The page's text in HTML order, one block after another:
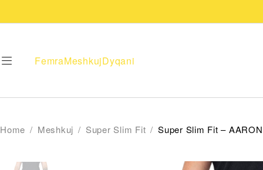
FemraMeshkujDyqani
Home / Meshkuj / Super Slim Fit / Super Slim Fit –